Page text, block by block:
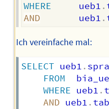
WHERE
     ueb1
.
AND
       ueb1
.
Ich vereinfache mal:
SELECT ueb1 .
FROM
WHERE ueb1 .
AND ueb1 .